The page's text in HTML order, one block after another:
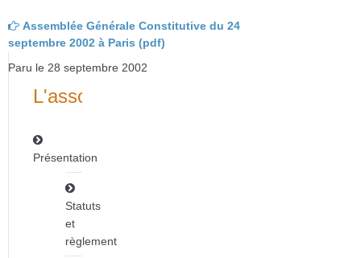
Assemblée Générale Constitutive du 24
septembre 2002 à Paris (pdf)
Paru le 28 septembre 2002
L'association
Présentation
Statuts
et
règlement